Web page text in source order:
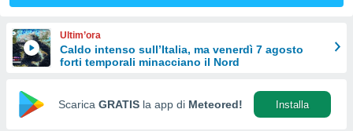
di
Web
Ultim’ora
Caldo intenso sull’Italia, ma venerdì 7 agosto
forti temporali minacciano il Nord
Scarica GRATIS la app di Meteored! Installa